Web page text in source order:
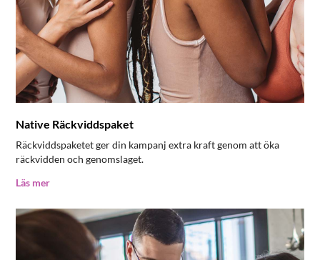
Native Räckviddspaket
Räckviddspaketet ger din kampanj extra kraft genom att öka
räckvidden och genomslaget.
Läs mer